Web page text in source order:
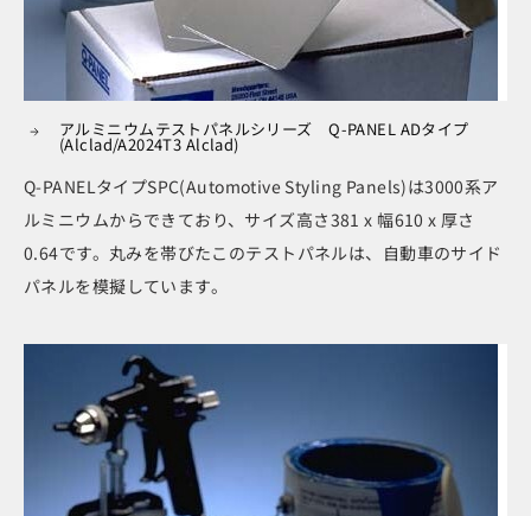
アルミニウムテストパネルシリーズ Q-PANEL ADタイプ
(Alclad/A2024T3 Alclad)
Q-PANELタイプSPC(Automotive Styling Panels)は3000系ア
ルミニウムからできており、サイズ高さ381 x 幅610 x 厚さ
0.64です。丸みを帯びたこのテストパネルは、自動車のサイド
パネルを模擬しています。